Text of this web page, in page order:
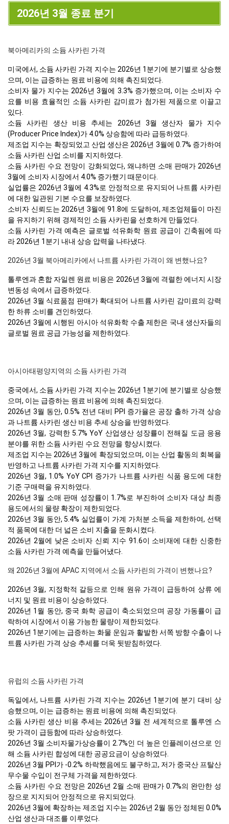
2026년 3월 종료 분기
북아메리카의 소듐 사카린 가격
미국에서, 소듐 사카린 가격 지수는 2026년 1분기에 분기별로 상승했
으며, 이는 급증하는 원료 비용에 의해 촉진되었다.
소비자 물가 지수는 2026년 3월에 3.3% 증가했으며, 이는 소비자 수
요를 비용 효율적인 소듐 사카린 감미료가 첨가된 제품으로 이끌고
있다.
소듐 사카린 생산 비용 추세는 2026년 3월 생산자 물가 지수
(Producer Price Index)가 4.0% 상승함에 따라 급등하였다.
제조업 지수는 확장되었고 산업 생산은 2026년 3월에 0.7% 증가하여
소듐 사카린 산업 소비를 지지하였다.
소듐 사카린 수요 전망이 강화되었다, 왜냐하면 소매 판매가 2026년
3월에 소비자 시장에서 4.0% 증가했기 때문이다.
실업률은 2026년 3월에 4.3%로 안정적으로 유지되어 나트륨 사카린
에 대한 일관된 기본 수요를 보장하였다.
소비자 신뢰도는 2026년 3월에 91.8에 도달하여, 제조업체들이 마진
을 유지하기 위해 경제적인 소듐 사카린을 선호하게 만들었다.
소듐 사카린 가격 예측은 글로벌 석유화학 원료 공급이 긴축됨에 따
라 2026년 1분기 내내 상승 압력을 나타냈다.
2026년 3월 북아메리카에서 나트륨 사카린 가격이 왜 변했나요?
톨루엔과 혼합 자일렌 원료 비용은 2026년 3월에 격렬한 에너지 시장
변동성 속에서 급증하였다.
2026년 3월 식료품점 판매가 확대되어 나트륨 사카린 감미료의 강력
한 하류 소비를 견인하였다.
2026년 3월에 시행된 아시아 석유화학 수출 제한은 국내 생산자들의
글로벌 원료 공급 가능성을 제한하였다.
아시아태평양지역의 소듐 사카린 가격
중국에서, 소듐 사카린 가격 지수는 2026년 1분기에 분기별로 상승했
으며, 이는 급증하는 원료 비용에 의해 촉진되었다.
2026년 3월 동안, 0.5% 전년 대비 PPI 증가율은 공장 출하 가격 상승
과 나트륨 사카린 생산 비용 추세 상승을 반영하였다.
2026년 3월, 강력한 5.7% YoY 산업생산 성장률이 전해질 도금 응용
분야를 위한 소듐 사카린 수요 전망을 향상시켰다.
제조업 지수는 2026년 3월에 확장되었으며, 이는 산업 활동의 회복을
반영하고 나트륨 사카린 가격 지수를 지지하였다.
2026년 3월, 1.0% YoY CPI 증가가 나트륨 사카린 식품 용도에 대한
기준 구매력을 유지하였다.
2026년 3월 소매 판매 성장률이 1.7%로 부진하여 소비자 대상 최종
용도에서의 물량 확장이 제한되었다.
2026년 3월 동안, 5.4% 실업률이 가계 가처분 소득을 제한하여, 선택
적 품목에 대한 더 넓은 소비 지출을 둔화시켰다.
2026년 2월에 낮은 소비자 신뢰 지수 91.6이 소비재에 대한 신중한
소듐 사카린 가격 예측을 만들어냈다.
왜 2026년 3월에 APAC 지역에서 소듐 사카린의 가격이 변했나요?
2026년 3월, 지정학적 갈등으로 인해 원유 가격이 급등하여 상류 에
너지 및 원료 비용이 상승하였다.
2026년 1월 동안, 중국 화학 공급이 축소되었으며 공장 가동률이 급
락하여 시장에서 이용 가능한 물량이 제한되었다.
2026년 1분기에는 급증하는 화물 운임과 활발한 서쪽 방향 수출이 나
트륨 사카린 가격 상승 추세를 더욱 뒷받침하였다.
유럽의 소듐 사카린 가격
독일에서, 나트륨 사카린 가격 지수는 2026년 1분기에 분기 대비 상
승했으며, 이는 급증하는 원료 비용에 의해 촉진되었다.
소듐 사카린 생산 비용 추세는 2026년 3월 전 세계적으로 톨루엔 스
팟 가격이 급등함에 따라 상승하였다.
2026년 3월 소비자물가상승률이 2.7%인 더 높은 인플레이션으로 인
해 소듐 사카린 합성에 대한 공공요금이 상승하였다.
2026년 3월 PPI가 -0.2% 하락했음에도 불구하고, 저가 중국산 프탈산
무수물 수입이 전구체 가격을 제한하였다.
소듐 사카린 수요 전망은 2026년 2월 소매 판매가 0.7%의 완만한 성
장으로 지지되어 안정적으로 유지되었다.
2026년 3월에 확장하는 제조업 지수는 2026년 2월 동안 정체된 0.0%
산업 생산과 대조를 이루었다.